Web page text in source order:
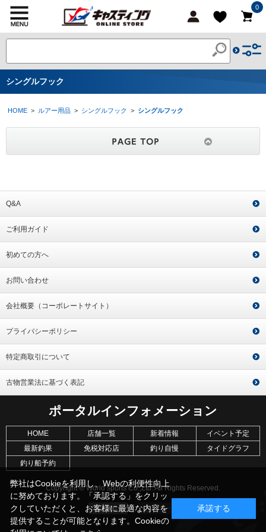
0
シングルフック
HOME > ルアー用品 > シングルフック > シングルフック
Q&A
ご利用ガイド
初めての方へ
お問い合わせ
会社概要（コーポレートサイト）
プライバシーポリシー
特定商取引について
古物営業法に基づく表記
ポータルインフォメーション
HOME 店舗一覧 新着情報
イベント予定
最新釣果
免税対応店 釣り自慢
タイドグラフ
釣り船予約
Copyright © World sports Co.,Ltd. All Rights Reserved.
弊社はCookieを利用し、Webの利便性向上
に努めております。「承認する」をクリッ
クしていただくと、お客様に最適な内容を
提供することが可能となります。Cookieの
承諾する